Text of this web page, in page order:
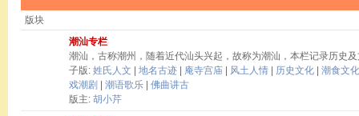
版块
潮汕专栏
潮汕，古称潮州，随着近代汕头兴起，故称为潮汕，本栏记录历史
子版: 姓氏人文 地名古迹 庵寺宫庙 风土人情 历史文化
潮食文化
戏潮剧
潮语歌乐
佛曲讲古
版主: 胡小芹